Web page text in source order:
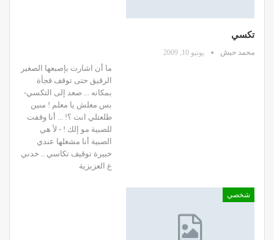
تكسي
محمد حبش يونيو 10, 2009
ما أن اشارت بإصبعها الصغير
الرقيق حتى توقف فجأة
بمكانه ... صعد إلى التكسي-
بس معلش يا معلم ! منين
طلعتلي انت ؟! ... أنا وقفت
للصبية مو إلك ! - لأ هي
الصبية أنا مشغلها عندي
خبيرة توقيف تكاسي .. خدني
ع العزيزية
شخصي